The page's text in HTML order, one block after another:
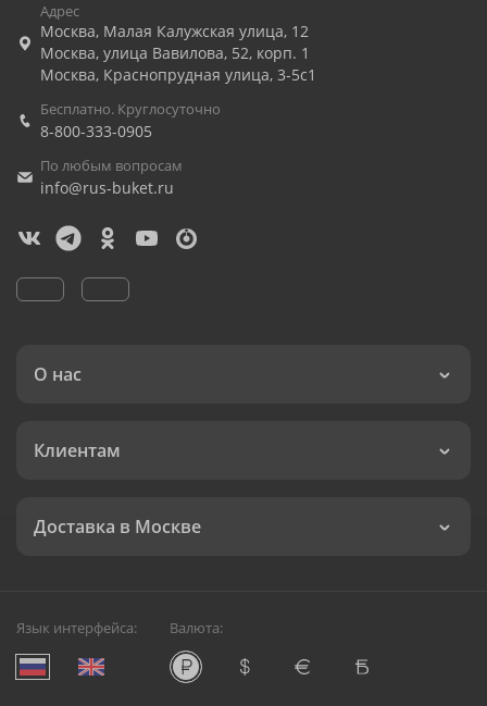
Адрес
Москва, Малая Калужская улица, 12
Москва, улица Вавилова, 52, корп. 1
Москва, Краснопрудная улица, 3-5с1
Бесплатно. Круглосуточно
8-800-333-0905
По любым вопросам
info@rus-buket.ru
О нас
Клиентам
Доставка в Москве
Язык интерфейса: Валюта: